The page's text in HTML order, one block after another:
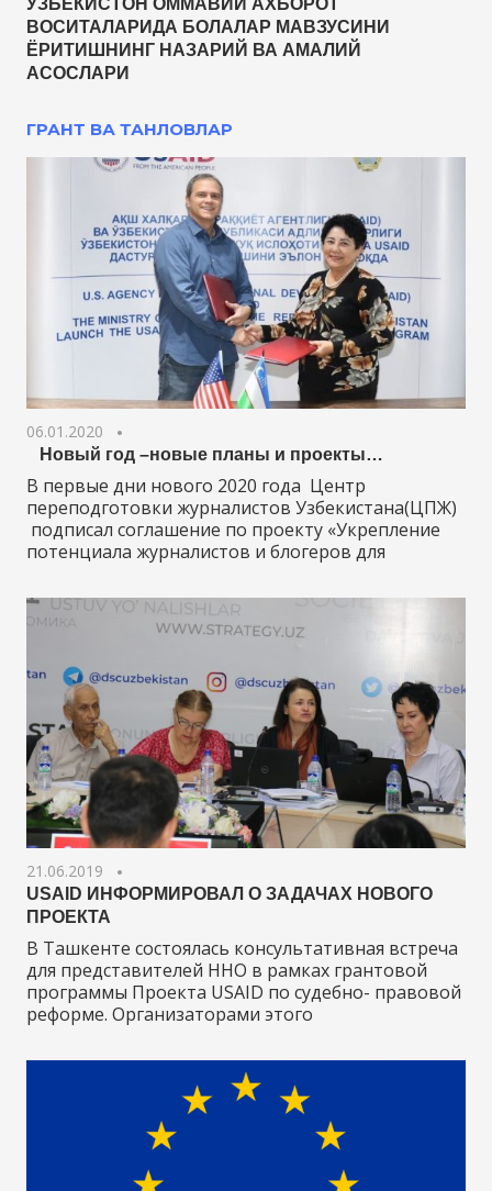
ЎЗБЕКИСТОН ОММАВИЙ АХБОРОТ
ВОСИТАЛАРИДА БОЛАЛАР МАВЗУСИНИ
ЁРИТИШНИНГ НАЗАРИЙ ВА АМАЛИЙ
АСОСЛАРИ
ГРАНТ ВА ТАНЛОВЛАР
06.01.2020
Новый год –новые планы и проекты…
В первые дни нового 2020 года Центр
переподготовки журналистов Узбекистана(ЦПЖ)
подписал соглашение по проекту «Укрепление
потенциала журналистов и блогеров для
21.06.2019
USAID ИНФОРМИРОВАЛ О ЗАДАЧАХ НОВОГО
ПРОЕКТА
В Ташкенте состоялась консультативная встреча
для представителей ННО в рамках грантовой
программы Проекта USAID по судебно- правовой
реформе. Организаторами этого